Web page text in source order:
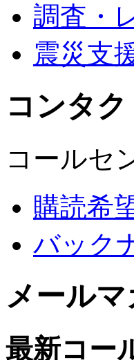
調査・
震災支
コンタ
コールセ
購読希
バック
メール
最新コー